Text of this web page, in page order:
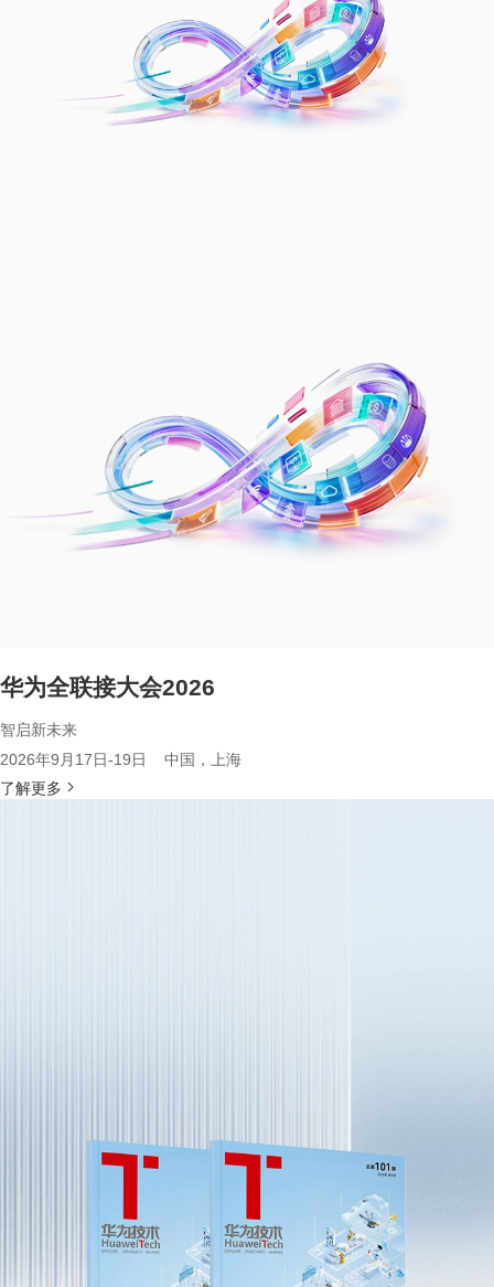
华为全联接大会2026
智启新未来
2026年9月17日-19日 中国，上海
了解更多